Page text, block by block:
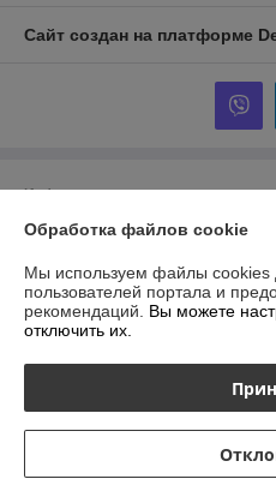
Сайт создан на платформе
Информация для покупателя
Индивидуальный предприниматель:
Гомельская д.51
Регистрационный номер ЕГР:
Регистрационный орган: Буда-
Дата регистрации компании:
Местонахождение книги жалоб и
Обработка файлов cookie
Мы используем файлы cookies
пользователей портала и
рекомендаций. Вы можете
отключить их.